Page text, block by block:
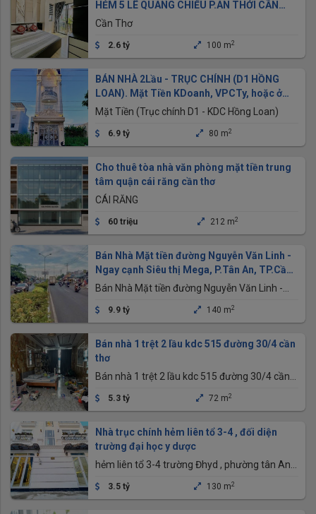
HẺM 5 LÊ QUANG CHIỂU P.AN THỚI CẦN
THƠ
Cần Thơ
2.6 tỷ 100 m2
BÁN NHÀ 2Lầu - TRỤC CHÍNH (D1 HỒNG
LOAN). Mặt Tiền KDoanh, VPCTy, hoặc ở
Sang trọng
Mặt Tiền (Trục chính D1 - KDC Hồng Loan)
6.9 tỷ 80 m2
Cho thuê tòa nhà văn phòng mặt tiền trung
tâm quận cái răng cần thơ
CÁI RĂNG
60 triệu 212 m2
Bán Nhà Mặt tiền đường Nguyễn Văn Linh -
Ngay cạnh Siêu thị Mega, P.Tân An, TP.Cần
Thơ
Bán Nhà Mặt tiền đường Nguyễn Văn Linh -
Thơ
9.9 tỷ 140 m2
Bán nhà 1 trệt 2 lầu kdc 515 đường 30/4 cần
thơ
Bán nhà 1 trệt 2 lầu kdc 515 đường 30/4 cần
5.3 tỷ 72 m2
Nhà trục chính hẻm liên tổ 3-4 , đối diện
trường đại học y dược
hẻm liên tổ 3-4 trường Đhyd , phường tân An ,
3.5 tỷ 130 m2